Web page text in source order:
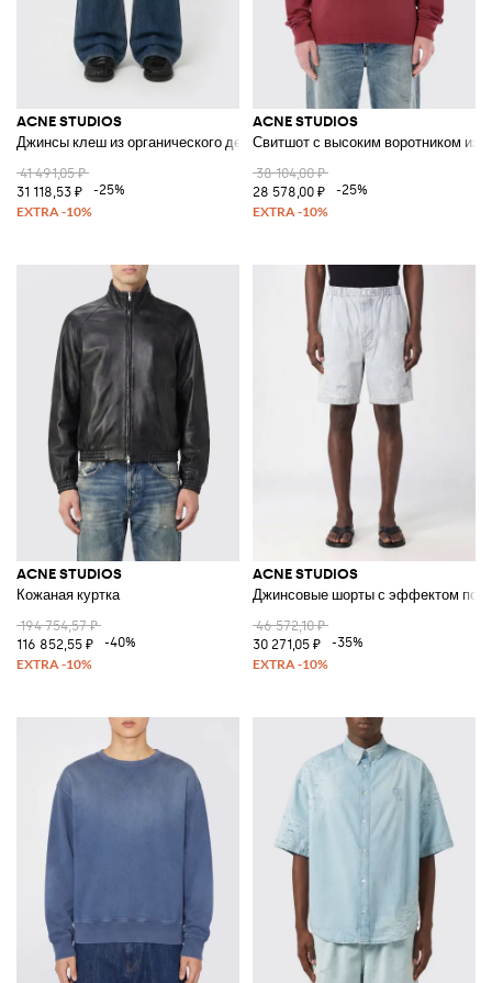
ACNE STUDIOS
Джинсы клеш из органического денима
41 491,05 ₽
31 118,53 ₽
-25%
ACNE STUDIOS
Свитшот с высоким воротником из
38 104,00 ₽
28 578,00 ₽
-25%
ACNE STUDIOS
Кожаная куртка
194 754,57 ₽
116 852,55 ₽
-40%
ACNE STUDIOS
Джинсовые шорты с эффектом
46 572,10 ₽
30 271,05 ₽
-35%